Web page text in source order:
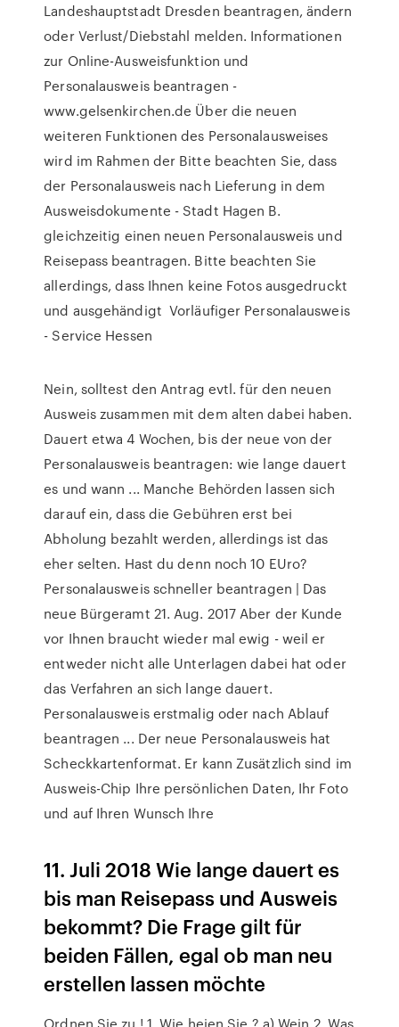
Landeshauptstadt Dresden beantragen, ändern
oder Verlust/Diebstahl melden. Informationen
zur Online-Ausweisfunktion und
Personalausweis beantragen -
www.gelsenkirchen.de Über die neuen
weiteren Funktionen des Personalausweises
wird im Rahmen der Bitte beachten Sie, dass
der Personalausweis nach Lieferung in dem
Ausweisdokumente - Stadt Hagen B.
gleichzeitig einen neuen Personalausweis und
Reisepass beantragen. Bitte beachten Sie
allerdings, dass Ihnen keine Fotos ausgedruckt
und ausgehändigt Vorläufiger Personalausweis
- Service Hessen
Nein, solltest den Antrag evtl. für den neuen
Ausweis zusammen mit dem alten dabei haben.
Dauert etwa 4 Wochen, bis der neue von der
Personalausweis beantragen: wie lange dauert
es und wann ... Manche Behörden lassen sich
darauf ein, dass die Gebühren erst bei
Abholung bezahlt werden, allerdings ist das
eher selten. Hast du denn noch 10 EUro?
Personalausweis schneller beantragen | Das
neue Bürgeramt 21. Aug. 2017 Aber der Kunde
vor Ihnen braucht wieder mal ewig - weil er
entweder nicht alle Unterlagen dabei hat oder
das Verfahren an sich lange dauert.
Personalausweis erstmalig oder nach Ablauf
beantragen ... Der neue Personalausweis hat
Scheckkartenformat. Er kann Zusätzlich sind im
Ausweis-Chip Ihre persönlichen Daten, Ihr Foto
und auf Ihren Wunsch Ihre
11. Juli 2018 Wie lange dauert es
bis man Reisepass und Ausweis
bekommt? Die Frage gilt für
beiden Fällen, egal ob man neu
erstellen lassen möchte
Ordnen Sie zu ! 1. Wie heien Sie ? a) Wein 2. Was